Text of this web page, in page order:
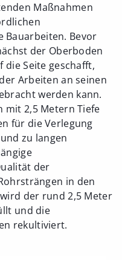
Maßnahmen
Bauarbeiten. Bevor
der Oberboden
Seite geschafft,
Arbeiten an seinen
werden kann.
mit 2,5 Metern Tiefe
für die Verlegung
zu langen
der
in den
der rund 2,5 Meter
und die
rekultiviert.